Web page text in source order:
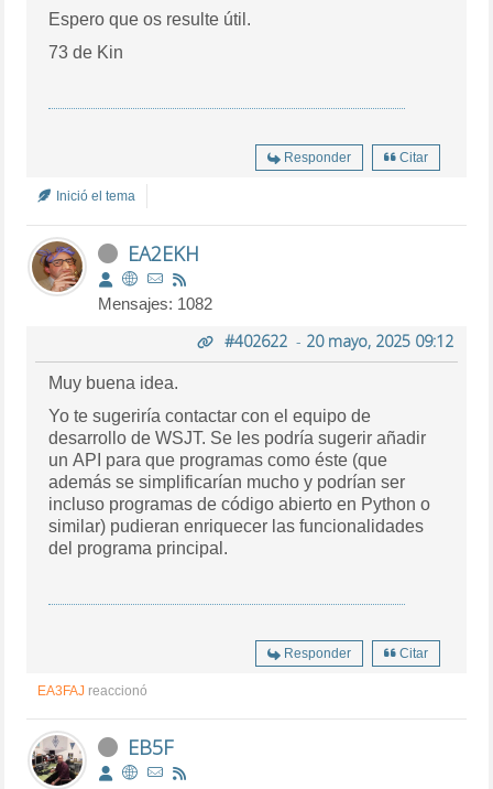
Espero que os resulte útil.
73 de Kin
Responder Citar
Inició el tema
EA2EKH
Mensajes: 1082
#402622- 20 mayo, 2025 09:12
Muy buena idea.
Yo te sugeriría contactar con el equipo de
desarrollo de WSJT. Se les podría sugerir añadir
un API para que programas como éste (que
además se simplificarían mucho y podrían ser
incluso programas de código abierto en Python o
similar) pudieran enriquecer las funcionalidades
del programa principal.
Responder Citar
EA3FAJ reaccionó
EB5F